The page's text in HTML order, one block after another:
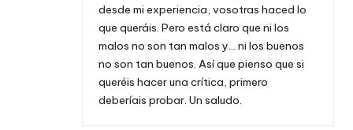
desde mi experiencia, vosotras haced lo
que queráis. Pero está claro que ni los
malos no son tan malos y… ni los buenos
no son tan buenos. Así que pienso que si
queréis hacer una crítica, primero
deberíais probar. Un saludo.